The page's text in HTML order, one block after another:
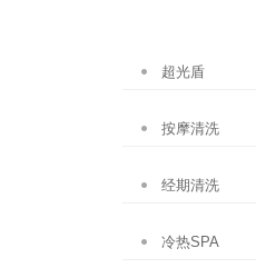
超光盾
按摩清洗
经期清洗
冷热SPA